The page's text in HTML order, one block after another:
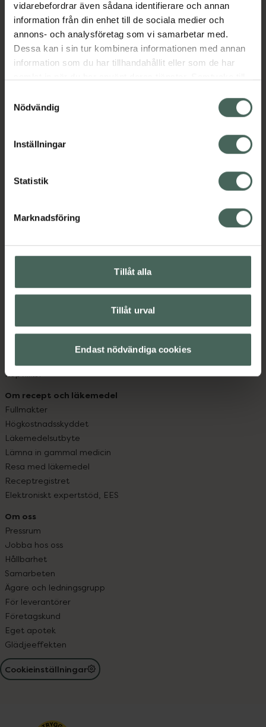
vidarebefordrar även sådana identifierare och annan
information från din enhet till de sociala medier och
annons- och analysföretag som vi samarbetar med.
Dessa kan i sin tur kombinera informationen med annan
information som du har tillhandahållit eller som de har
återkalla ditt samtycke via webbplatsens
cookieinställningar. Ett återkallat samtycke påverkar inte
lagligheten av behandling som skett innan återkallelsen.
Nödvändig
Inställningar
Statistik
Marknadsföring
Tillåt alla
Tillåt urval
Endast nödvändiga cookies
Läs alltid bipacksedeln innan
användning.
Kronans Apotek finns här för dig. Du hittar oss från Skåne i
syd till Lappland i norr, och online i mobilen och på
datorn. Oavsett vem du är så är det vårt uppdrag att
med oss.
Kundservice
Kontakta oss
Hitta apotek
Leverans, betalning och retur
Sajtens tillgänglighet
Köpvillkor
Om recept och läkemedel
Fullmakter
Högkostnadsskyddet
Läkemedelsutbyte
Lämna in gammal medicin
Resa med läkemedel
Receptregistret
Elektroniskt expertstöd, EES
Om oss
Pressrum
Jobba hos oss
Hållbarhet
Samarbeten
Ägare och ledningsgrupp
För leverantörer
Företagskund
Eget apotek
Glädjeeffekten
Cookieinställningar